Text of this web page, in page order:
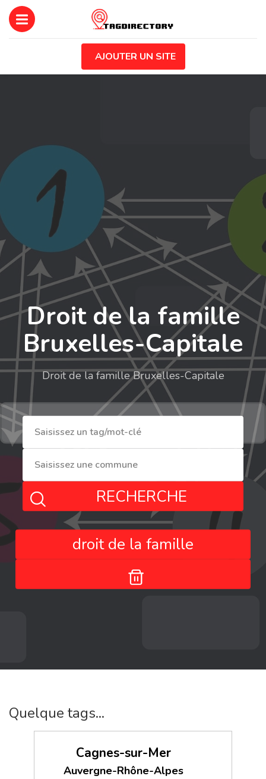
AJOUTER UN SITE
Droit de la famille
Bruxelles-Capitale
Droit de la famille Bruxelles-Capitale
RECHERCHE
droit de la famille
Quelque tags...
Cagnes-sur-Mer
Auvergne-Rhône-Alpes